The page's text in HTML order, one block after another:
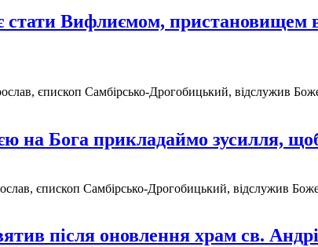
Вифлиємом, пристановищем
єпископ Самбірсько-Дрогобицький, відслужив
на Бога прикладаймо зусилля,
єпископ Самбірсько-Дрогобицький, відслужив
після оновлення храм св.